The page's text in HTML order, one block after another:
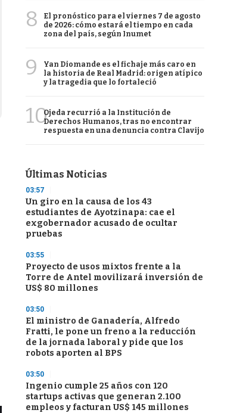
8
El pronóstico para el viernes 7 de agosto
de 2026: cómo estará el tiempo en cada
zona del país, según Inumet
9
Yan Diomande es el fichaje más caro en
la historia de Real Madrid: origen atípico
y la tragedia que lo fortaleció
10Ojeda recurrió a la Institución de
Derechos Humanos, tras no encontrar
respuesta en una denuncia contra Clavijo
Últimas Noticias
03:57
Un giro en la causa de los 43
estudiantes de Ayotzinapa: cae el
exgobernador acusado de ocultar
pruebas
03:55
Proyecto de usos mixtos frente a la
Torre de Antel movilizará inversión de
US$ 80 millones
03:50
El ministro de Ganadería, Alfredo
Fratti, le pone un freno a la reducción
de la jornada laboral y pide que los
robots aporten al BPS
03:50
Ingenio cumple 25 años con 120
startups activas que generan 2.100
empleos y facturan US$ 145 millones